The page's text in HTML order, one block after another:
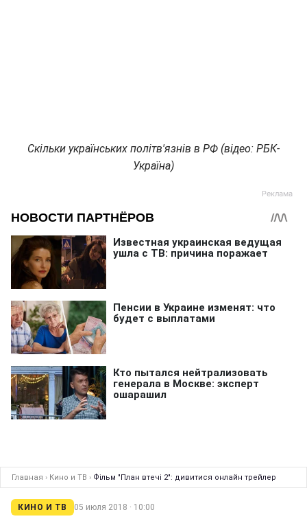
Скільки українських політв'язнів в РФ (відео: РБК-
Україна)
Главная › Кино и ТВ › Фільм "План втечі 2": дивитися онлайн трейлер
КИНО И ТВ 05 июля 2018 · 10:00